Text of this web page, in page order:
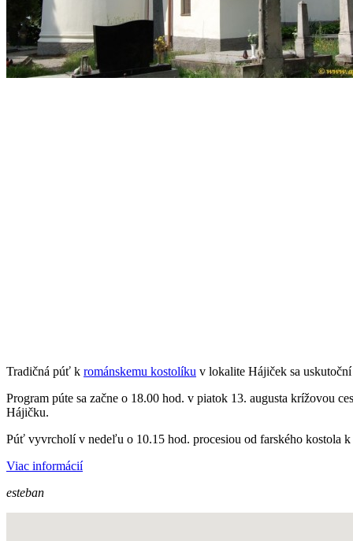
Tradičná púť k románskemu kostolíku v lokalite Hájiček sa
Program púte sa začne o 18.00 hod. v piatok 13. augusta krížovou
Hájičku.
Púť vyvrcholí v nedeľu o 10.15 hod. procesiou od farského kostola
Viac informácií
esteban